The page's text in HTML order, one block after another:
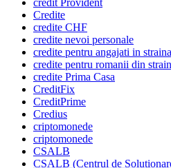
credit Provident
Credite
credite CHF
credite nevoi personale
credite pentru angajati in
credite pentru romanii din
credite Prima Casa
CreditFix
CreditPrime
Credius
criptomonede
criptomonede
CSALB
CSALB (Centrul de